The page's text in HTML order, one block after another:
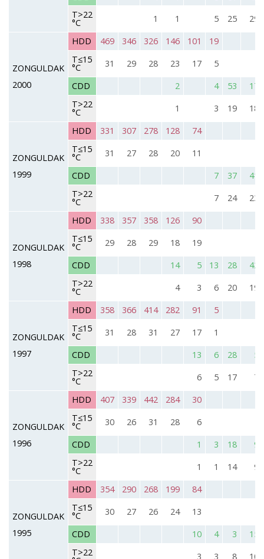
T>22
°C 1 1 5 25 29
ZONGULDAK
2000
HDD 469 346 326 146 101
19
T≤15
°C 31 29 28 23 17
5
CDD
2 4 53
17
T>22
°C 1 3 19 18
ZONGULDAK
1999
HDD 331 307 278 128
74
T≤15
°C 31 27 28 20
11
CDD
7 37
41
T>22
°C 7 24 23
ZONGULDAK
1998
HDD 338 357 358 126
90
T≤15
°C 29 28 29 18
19
CDD
14 5 13 28
42
T>22
°C 4 3 6 20 19
ZONGULDAK
1997
HDD 358 366 414 282 91
5
T≤15
°C 31 28 31 27 17
1
CDD
13 6 28
5
T>22
°C 6 5 17 7
ZONGULDAK
1996
HDD 407 339 442 284
30
T≤15
°C 30 26 31 28
6
CDD
1 3 18
9
T>22
°C 1 1 14 9
ZONGULDAK
1995
HDD 354 290 268 199
84
T≤15
°C 30 27 26 24
13
CDD
10 4 3
15
T>22
3 3 8 10